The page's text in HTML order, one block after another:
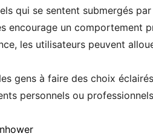
qui se sentent submergés
encourage un comportement
les utilisateurs peuvent
gens à faire des choix
personnels ou